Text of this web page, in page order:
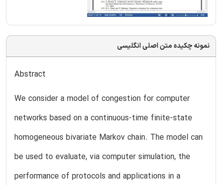
نمونه چکیده متن اصلی انگلیسی
Abstract
We consider a model of congestion for computer
networks based on a continuous-time finite-state
homogeneous bivariate Markov chain. The model can
be used to evaluate, via computer simulation, the
performance of protocols and applications in a